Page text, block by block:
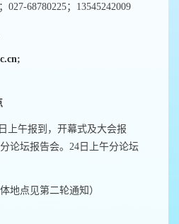
027-68780225；13545242009
;
日上午报到，开幕式及大会报
论坛报告会。 24 日上午分论坛
地点见第二轮通知）